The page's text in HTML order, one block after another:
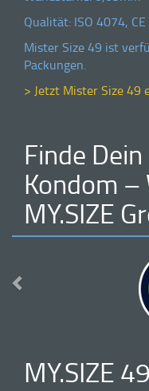
Qualität: ISO 4074,
Mister Size 49 ist
Packungen.
> Jetzt Mister Size 49
Finde Dein
Kondom –
MY.SIZE
MY.SIZE